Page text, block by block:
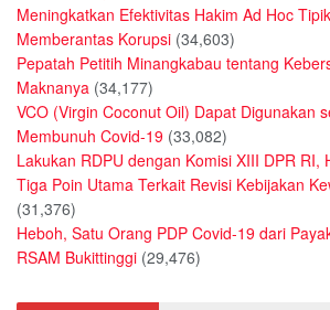
Meningkatkan Efektivitas Hakim Ad Hoc
Memberantas Korupsi (34,603)
Pepatah Petitih Minangkabau tentang
Maknanya (34,177)
VCO (Virgin Coconut Oil) Dapat Digunakan
Membunuh Covid-19 (33,082)
Lakukan RDPU dengan Komisi XIII DPR RI,
Tiga Poin Utama Terkait Revisi Kebijakan
(31,376)
Heboh, Satu Orang PDP Covid-19 dari
RSAM Bukittinggi (29,476)